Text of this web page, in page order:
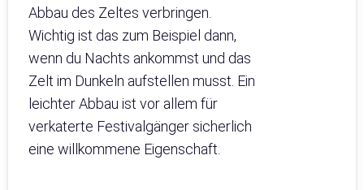
Abbau des Zeltes verbringen.
Wichtig ist das zum Beispiel dann,
wenn du Nachts ankommst und das
Zelt im Dunkeln aufstellen musst. Ein
leichter Abbau ist vor allem für
verkaterte Festivalgänger sicherlich
eine willkommene Eigenschaft.